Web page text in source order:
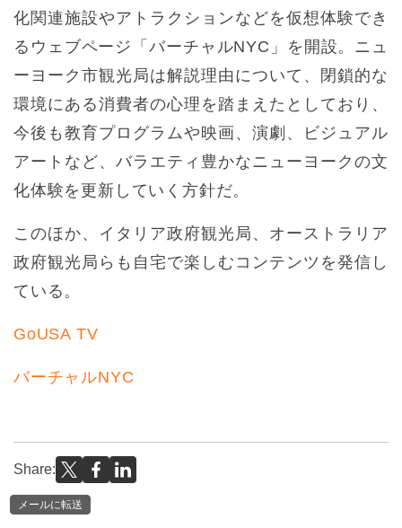
化関連施設やアトラクションなどを仮想体験でき
るウェブページ「バーチャルNYC」を開設。ニュ
ーヨーク市観光局は解説理由について、閉鎖的な
環境にある消費者の心理を踏まえたとしており、
今後も教育プログラムや映画、演劇、ビジュアル
アートなど、バラエティ豊かなニューヨークの文
化体験を更新していく方針だ。
このほか、イタリア政府観光局、オーストラリア
政府観光局らも自宅で楽しむコンテンツを発信し
ている。
GoUSA TV
バーチャルNYC
Share:
メールに転送